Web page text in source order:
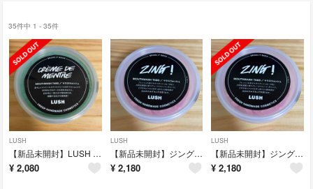
35件中 1 - 35件
LUSH
【新品未開封】LUSH クレームドマント マウスウォッシュ
¥ 2,080
LUSH
【新品未開封】ジング ZING ラッシュ LUSH マウスウォッシュ 45g
¥ 2,180
LUSH
【新品未開封】ジング ZING ラッシュ LUSH マウスウォッシュ 45g
¥ 2,180